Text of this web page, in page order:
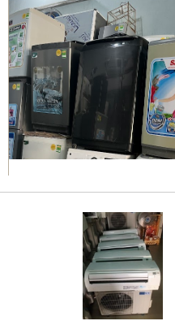
Sửa máy giặt Quận 3 | vệ
giặt quận 3
máy giặt giá rẻ